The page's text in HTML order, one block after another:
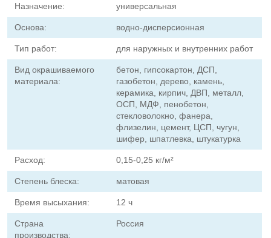
Назначение: универсальная
Основа: водно-дисперсионная
Тип работ: для наружных и внутренних работ
Вид окрашиваемого
материала:
бетон, гипсокартон, ДСП,
газобетон, дерево, камень,
керамика, кирпич, ДВП, металл,
ОСП, МДФ, пенобетон,
стекловолокно, фанера,
флизелин, цемент, ЦСП, чугун,
шифер, шпатлевка, штукатурка
Расход: 0,15-0,25 кг/м²
Степень блеска: матовая
Время высыхания: 12 ч
Страна
производства:
Россия